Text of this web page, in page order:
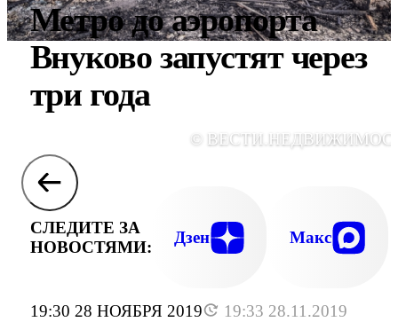
19:30 28 НОЯБРЯ 2019
19:33 28.11.2019
Метро до аэропорта
Внуково запустят через
три года
©
СЛЕДИТЕ ЗА
НОВОСТЯМИ:
Дзен Макс